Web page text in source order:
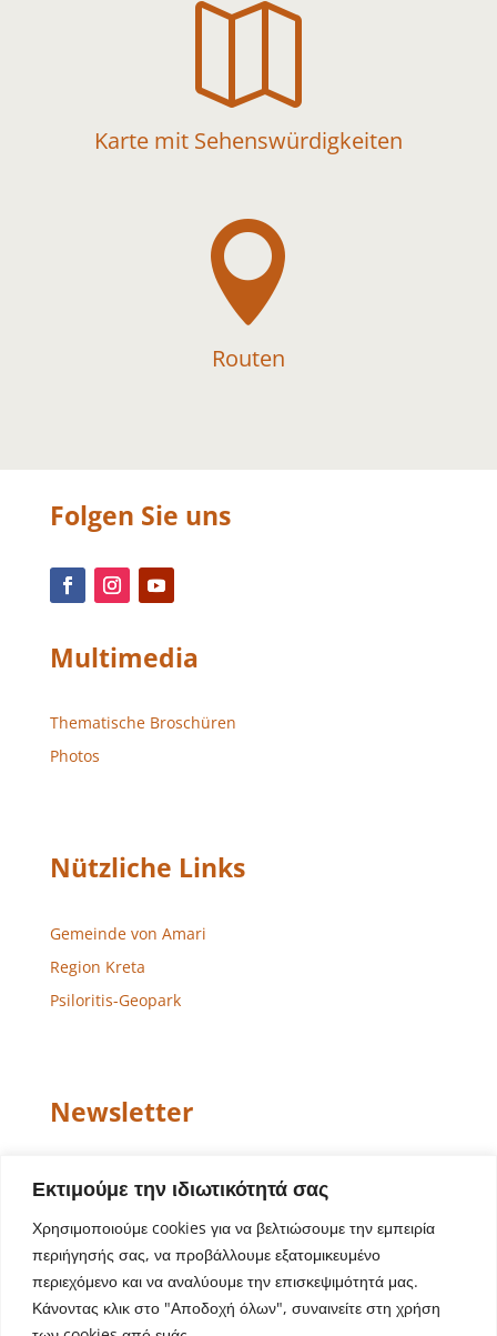
Εκτιμούμε την ιδιωτικότητά σας
Χρησιμοποιούμε cookies για να βελτιώσουμε την εμπειρία
περιήγησής σας, να προβάλλουμε εξατομικευμένο
περιεχόμενο και να αναλύουμε την επισκεψιμότητά μας.
Κάνοντας κλικ στο "Αποδοχή όλων", συναινείτε στη χρήση

Karte mit Sehenswürdigkeiten

Routen
Folgen Sie uns
Multimedia
Thematische Broschüren
Photos
Nützliche Links
Gemeinde von Amari
Region Kreta
Psiloritis-Geopark
Newsletter